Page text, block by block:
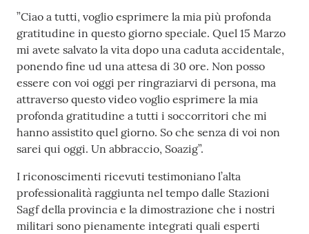
”Ciao a tutti, voglio esprimere la mia più profonda
gratitudine in questo giorno speciale. Quel 15 Marzo
mi avete salvato la vita dopo una caduta accidentale,
ponendo fine ud una attesa di 30 ore. Non posso
essere con voi oggi per ringraziarvi di persona, ma
attraverso questo video voglio esprimere la mia
profonda gratitudine a tutti i soccorritori che mi
hanno assistito quel giorno. So che senza di voi non
sarei qui oggi. Un abbraccio, Soazig”.
I riconoscimenti ricevuti testimoniano l’alta
professionalità raggiunta nel tempo dalle Stazioni
Sagf della provincia e la dimostrazione che i nostri
militari sono pienamente integrati quali esperti